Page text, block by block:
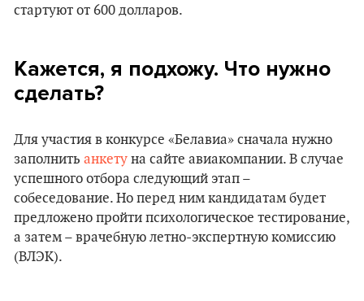
стартуют от 600 долларов.
Кажется, я подхожу. Что нужно
сделать?
Для участия в конкурсе «Белавиа» сначала нужно
заполнить анкету на сайте авиакомпании. В случае
успешного отбора следующий этап –
собеседование. Но перед ним кандидатам будет
предложено пройти психологическое тестирование,
а затем – врачебную летно-экспертную комиссию
(ВЛЭК).